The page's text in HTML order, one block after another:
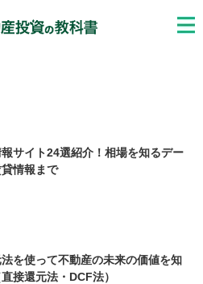
サイト24選紹介！相場を知るデー
情報まで
を使って不動産の未来の価値を知
接還元法・DCF法）